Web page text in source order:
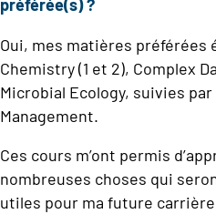
préférée(s) ?
Oui, mes matières préférées
Chemistry (1 et 2), Complex
Microbial Ecology, suivies
Management.
Ces cours m’ont permis
nombreuses choses qui
utiles pour ma future